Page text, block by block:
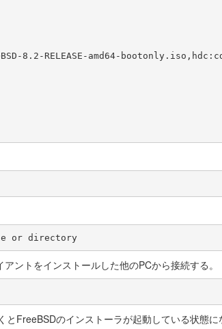
RELEASE-amd64-
xenconsole: Could not read tty from store: No such file or directory
ントをインストールした他のPCから接続する。
FreeBSDのインストーラが起動している状態に